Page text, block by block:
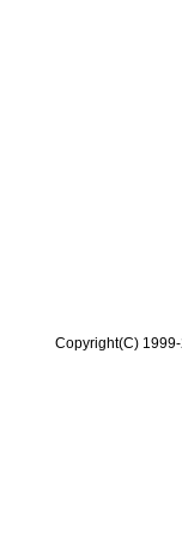
Copyright(C)